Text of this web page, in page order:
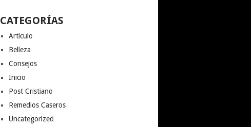
CATEGORÍAS
Articulo
Belleza
Consejos
Inicio
Post Cristiano
Remedios Caseros
Uncategorized